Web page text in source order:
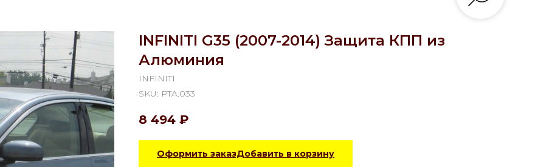
INFINITI G35 (2007-2014) Защита КПП из
Алюминия
INFINITI
SKU: PTA.033
8 494 ₽
Оформить заказДобавить в корзину